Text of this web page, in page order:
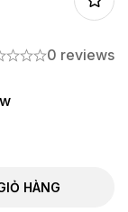
0 reviews
HÀNG